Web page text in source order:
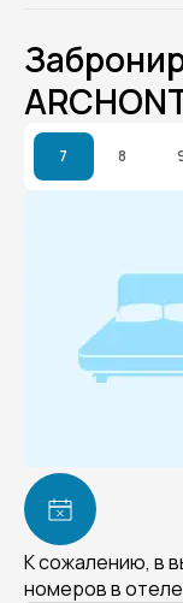
7 8
К сожалению, в
номеров в отеле